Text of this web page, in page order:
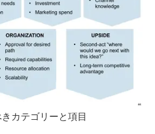
カテゴリーと項目